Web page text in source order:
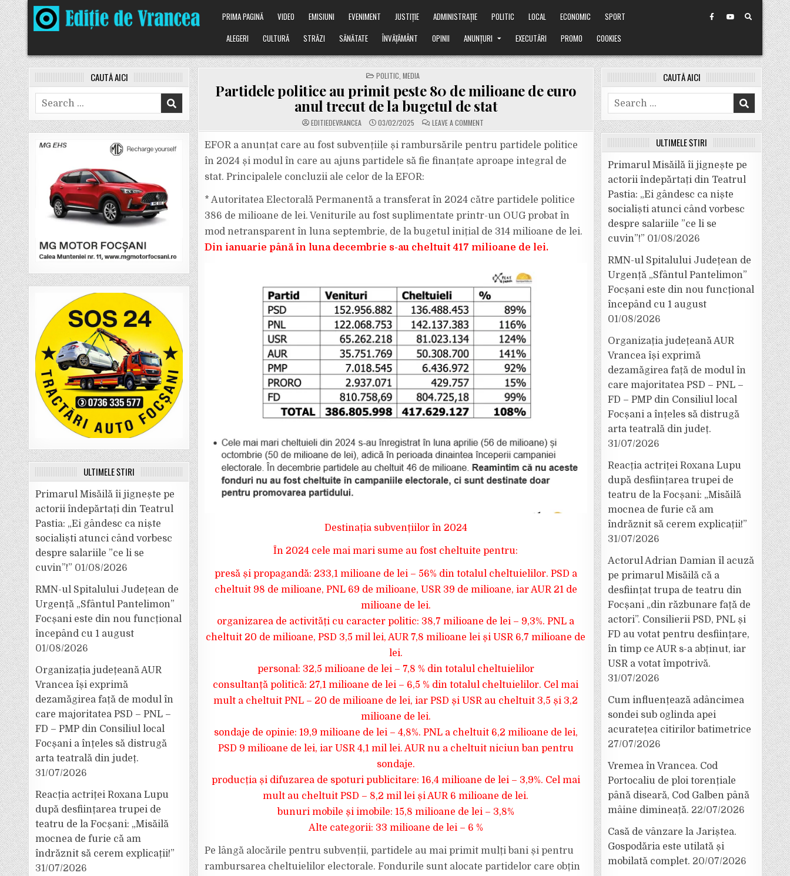
Skip
to
content
PRIMA PAGINĂ VIDEO EMISIUNI EVENIMENT JUSTIȚIE ADMINISTRAȚIE POLITIC LOCAL ECONOMIC
SPORT
ALEGERI
CULTURĂ STRĂZI SĂNĂTATE ÎNVĂȚĂMÂNT OPINII ANUNȚURI EXECUTĂRI PROMO COOKIES
POSTED
IN
POLITIC MEDIA
Partidele politice au primit peste 80 de milioane de euro
anul trecut de la bugetul de stat
EDITIEDEVRANCEA 03/02/2025 LEAVE A COMMENTON
PARTIDELE
AU
PRIMIT
PESTE
80
ANUL
TRECUT
DE
LA
BUGETUL
DE
STAT
EFOR a anunțat care au fost subvențiile și rambursările pentru partidele politice
în 2024 și modul în care au ajuns partidele să fie finanțate aproape integral de
stat. Principalele concluzii ale celor de la EFOR:
* Autoritatea Electorală Permanentă a transferat în 2024 către partidele politice
386 de milioane de lei. Veniturile au fost suplimentate printr-un OUG probat în
mod netransparent în luna septembrie, de la bugetul inițial de 314 milioane de lei.
Din ianuarie până în luna decembrie s-au cheltuit 417 milioane de lei.
Destinația subvențiilor în 2024
În 2024 cele mai mari sume au fost cheltuite pentru:
presă și propagandă: 233,1 milioane de lei – 56% din totalul cheltuielilor. PSD a
cheltuit 98 de milioane, PNL 69 de milioane, USR 39 de milioane, iar AUR 21 de
milioane de lei.
organizarea de activități cu caracter politic: 38,7 milioane de lei – 9,3%. PNL a
cheltuit 20 de milioane, PSD 3,5 mil lei, AUR 7,8 milioane lei și USR 6,7 milioane de
lei.
personal: 32,5 milioane de lei – 7,8 % din totalul cheltuielilor
consultanță politică: 27,1 milioane de lei – 6,5 % din totalul cheltuielilor. Cel mai
mult a cheltuit PNL – 20 de milioane de lei, iar PSD și USR au cheltuit 3,5 și 3,2
milioane de lei.
sondaje de opinie: 19,9 milioane de lei – 4,8%. PNL a cheltuit 6,2 milioane de lei,
PSD 9 milioane de lei, iar USR 4,1 mil lei. AUR nu a cheltuit niciun ban pentru
sondaje.
producția și difuzarea de spoturi publicitare: 16,4 milioane de lei – 3,9%. Cel mai
mult au cheltuit PSD – 8,2 mil lei și AUR 6 milioane de lei.
bunuri mobile și imobile: 15,8 milioane de lei – 3,8%
Alte categorii: 33 milioane de lei – 6 %
Pe lângă alocările pentru subvenții, partidele au mai primit mulți bani și pentru
rambursarea cheltuielilor electorale. Fondurile sunt alocate partidelor care obțin
CAUTĂ AICI
Search
for:
ULTIMELE ȘTIRI
Primarul Misăilă îi jignește pe
actorii îndepărtați din Teatrul
Pastia: „Ei gândesc ca niște
socialiști atunci când vorbesc
despre salariile ”ce li se
cuvin”!” 01/08/2026
RMN-ul Spitalului Județean de
Urgență „Sfântul Pantelimon”
Focșani este din nou funcțional
începând cu 1 august
01/08/2026
Organizația județeană AUR
Vrancea își exprimă
dezamăgirea față de modul în
care majoritatea PSD – PNL –
FD – PMP din Consiliul local
Focșani a înțeles să distrugă
arta teatrală din județ.
31/07/2026
Reacția actriței Roxana Lupu
după desființarea trupei de
teatru de la Focșani: „Misăilă
mocnea de furie că am
îndrăznit să cerem explicații!”
31/07/2026
CAUTĂ AICI
Search
for:
ULTIMELE ȘTIRI
Primarul Misăilă îi jignește pe
actorii îndepărtați din Teatrul
Pastia: „Ei gândesc ca niște
socialiști atunci când vorbesc
despre salariile ”ce li se
cuvin”!” 01/08/2026
RMN-ul Spitalului Județean de
Urgență „Sfântul Pantelimon”
Focșani este din nou funcțional
începând cu 1 august
01/08/2026
Organizația județeană AUR
Vrancea își exprimă
dezamăgirea față de modul în
care majoritatea PSD – PNL –
FD – PMP din Consiliul local
Focșani a înțeles să distrugă
arta teatrală din județ.
31/07/2026
Reacția actriței Roxana Lupu
după desființarea trupei de
teatru de la Focșani: „Misăilă
mocnea de furie că am
îndrăznit să cerem explicații!”
31/07/2026
Actorul Adrian Damian îl acuză
pe primarul Misăilă că a
desființat trupa de teatru din
Focșani „din răzbunare față de
actori”. Consilierii PSD, PNL și
FD au votat pentru desființare,
în timp ce AUR s-a abținut, iar
USR a votat împotrivă.
31/07/2026
Cum influențează adâncimea
sondei sub oglinda apei
acuratețea citirilor batimetrice
27/07/2026
Vremea în Vrancea. Cod
Portocaliu de ploi torențiale
până diseară, Cod Galben până
mâine dimineață. 22/07/2026
Casă de vânzare la Jariștea.
Gospodăria este utilată și
mobilată complet. 20/07/2026